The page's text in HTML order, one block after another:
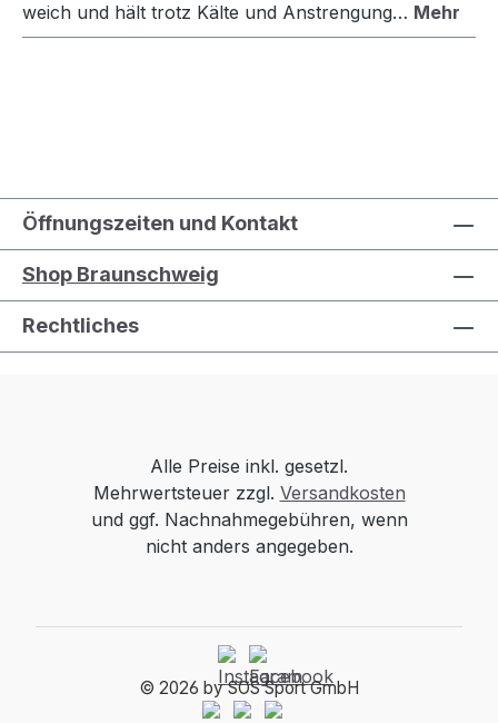
weich und hält trotz Kälte und Anstrengung… Mehr
Öffnungszeiten und Kontakt
Shop Braunschweig
Rechtliches
Alle Preise inkl. gesetzl.
Mehrwertsteuer zzgl. Versandkosten
und ggf. Nachnahmegebühren, wenn
nicht anders angegeben.
© 2026 by SOS Sport GmbH